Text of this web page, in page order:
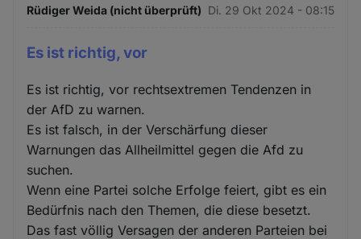
Rüdiger Weida (nicht überprüft) Di. 29 Okt 2024 - 08:15
Es ist richtig, vor
Es ist richtig, vor rechtsextremen Tendenzen in
der AfD zu warnen.
Es ist falsch, in der Verschärfung dieser
Warnungen das Allheilmittel gegen die Afd zu
suchen.
Wenn eine Partei solche Erfolge feiert, gibt es ein
Bedürfnis nach den Themen, die diese besetzt.
Das fast völlig Versagen der anderen Parteien bei